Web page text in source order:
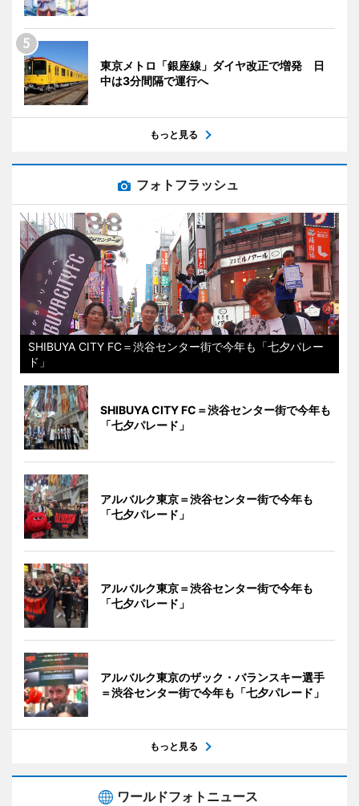
東京メトロ「銀座線」ダイヤ改正で増発 日
中は3分間隔で運行へ
もっと見る
フォトフラッシュ
SHIBUYA CITY FC＝渋谷センター街で今年も「七夕パレー
ド」
SHIBUYA CITY FC＝渋谷センター街で今年も
「七夕パレード」
アルバルク東京＝渋谷センター街で今年も
「七夕パレード」
アルバルク東京＝渋谷センター街で今年も
「七夕パレード」
アルバルク東京のザック・バランスキー選手
＝渋谷センター街で今年も「七夕パレード」
もっと見る
ワールドフォトニュース